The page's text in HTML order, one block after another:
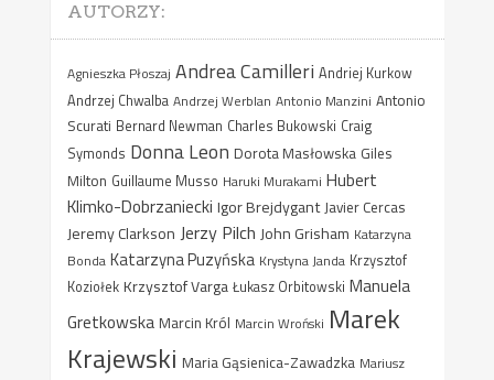
AUTORZY:
Agnieszka Płoszaj Andrea Camilleri Andriej Kurkow
Andrzej Chwalba Andrzej Werblan Antonio Manzini Antonio
Scurati Bernard Newman Charles Bukowski Craig
Symonds Donna Leon Dorota Masłowska Giles
Milton Guillaume Musso Haruki Murakami Hubert
Klimko-Dobrzaniecki Igor Brejdygant Javier Cercas
Jeremy Clarkson Jerzy Pilch John Grisham Katarzyna
Bonda Katarzyna Puzyńska Krystyna Janda Krzysztof
Koziołek Krzysztof Varga Łukasz Orbitowski Manuela
Gretkowska Marcin Król Marcin Wroński Marek
Krajewski Maria Gąsienica-Zawadzka Mariusz